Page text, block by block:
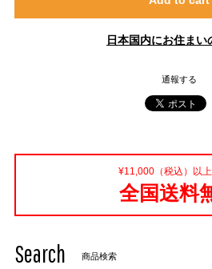
日本国内にお住まい
通報する
¥11,000（税込）以
全国送料
Search 商品検索